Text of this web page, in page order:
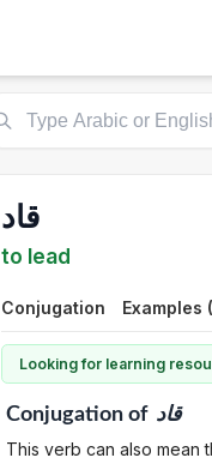
قاد
to lead
Conjugation Examples
Looking for learning
Conjugationof قاد
This verb can also mean